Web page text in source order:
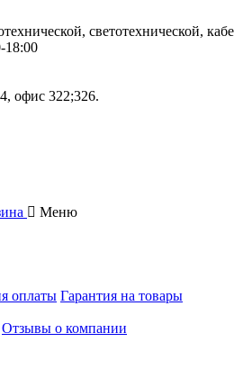
светотехнической,
18:00
офис 322;326.
Меню
оплаты Гарантия на товары
Отзывы о компании